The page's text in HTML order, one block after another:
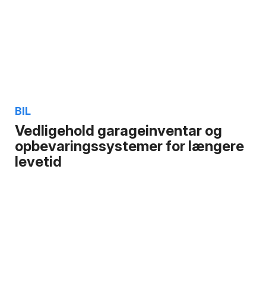
Vedligehold garageinventar og
opbevaringssystemer for længere
levetid
BIL